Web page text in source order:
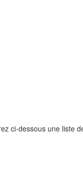
ci-dessous une liste